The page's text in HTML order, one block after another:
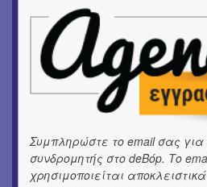
ΘΕΑΤΡΟ / ΧΟΡΟΣ
«Μήδεια» του Ευριπίδη | Σκην.:
9o Φεστιβάλ Στρογγύλη στη
ΕΙΚΑΣΤΙΚΑ
ΧΟΡΩΝ ΧΩΡΟΣ στον Εκθεσιακό
Θέατρου Επιδαύρου
Συμπληρώστε το email σας για
συνδρομητής στο deBόp. Το
χρησιμοποιείται